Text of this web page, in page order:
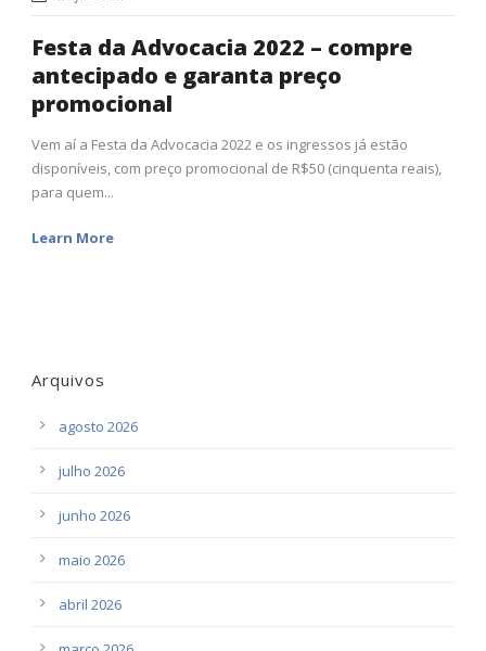
Festa da Advocacia 2022 – compre
antecipado e garanta preço
promocional
Vem aí a Festa da Advocacia 2022 e os ingressos já estão
disponíveis, com preço promocional de R$50 (cinquenta reais),
para quem...
Learn More
Arquivos
agosto 2026
julho 2026
junho 2026
maio 2026
abril 2026